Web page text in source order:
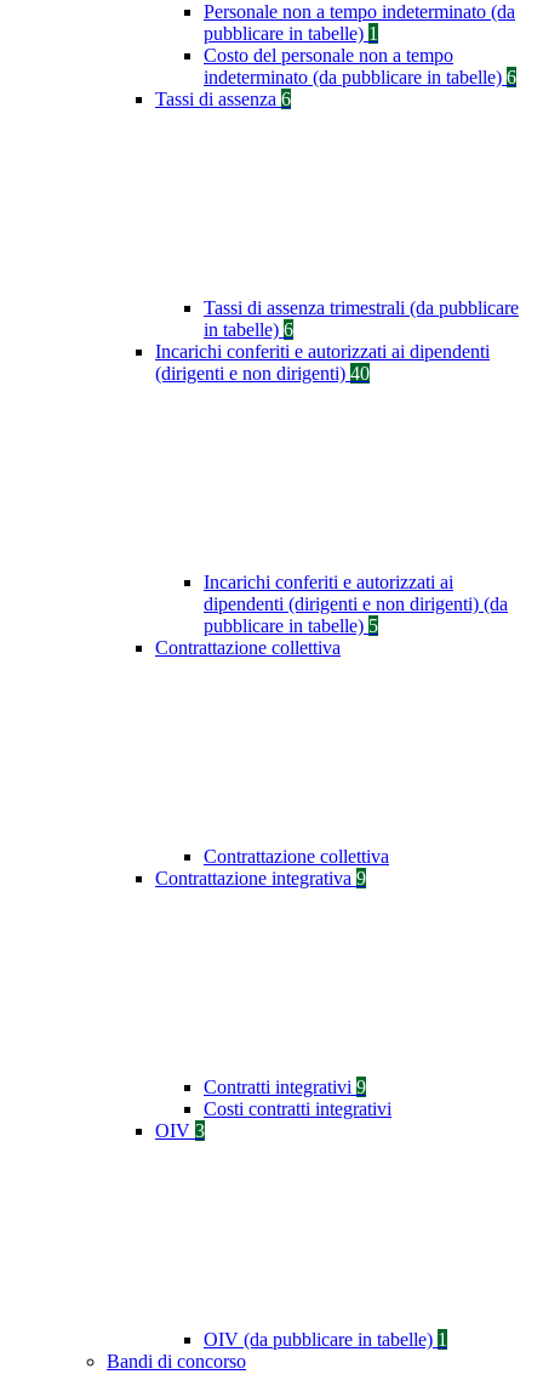
Personale non a tempo indeterminato (da
pubblicare in tabelle) 1
Costo del personale non a tempo
indeterminato (da pubblicare in tabelle) 6
Tassi di assenza 6
Tassi di assenza trimestrali (da pubblicare
in tabelle) 6
Incarichi conferiti e autorizzati ai dipendenti
(dirigenti e non dirigenti) 40
Incarichi conferiti e autorizzati ai
dipendenti (dirigenti e non dirigenti) (da
pubblicare in tabelle) 5
Contrattazione collettiva
Contrattazione collettiva
Contrattazione integrativa 9
Contratti integrativi 9
Costi contratti integrativi
OIV 3
OIV (da pubblicare in tabelle) 1
Bandi di concorso